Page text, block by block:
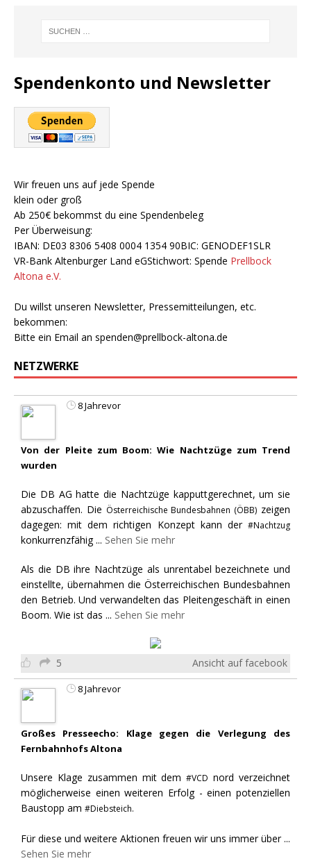
Spendenkonto und Newsletter
Wir freuen uns auf jede Spende
klein oder groß
Ab 250€ bekommst du eine Spendenbeleg
Per Überweisung:
IBAN: DE03 8306 5408 0004 1354 90BIC: GENODEF1SLR
VR-Bank Altenburger Land eGStichwort: Spende Prellbock
Altona e.V.
Du willst unseren Newsletter, Pressemitteilungen, etc.
bekommen:
Bitte ein Email an spenden@prellbock-altona.de
NETZWERKE
8 Jahrevor
Von der Pleite zum Boom: Wie Nachtzüge zum Trend
wurden
Die DB AG hatte die Nachtzüge kapputtgerechnet, um sie
abzuschaffen. Die Österreichische Bundesbahnen (ÖBB) zeigen
dagegen: mit dem richtigen Konzept kann der #Nachtzug
konkurrenzfähig ... Sehen Sie mehr
Als die DB ihre Nachtzüge als unrentabel bezeichnete und
einstellte, übernahmen die Österreichischen Bundesbahnen
den Betrieb. Und verwandelten das Pleitengeschäft in einen
Boom. Wie ist das ... Sehen Sie mehr
5 Ansicht auf facebook
8 Jahrevor
Großes Presseecho: Klage gegen die Verlegung des
Fernbahnhofs Altona
Unsere Klage zusammen mit dem#VCD nord verzeichnet
möglicherweise einen weiteren Erfolg - einen potenziellen
Baustopp am #Diebsteich.
Für diese und weitere Aktionen freuen wir uns immer über ...
Sehen Sie mehr